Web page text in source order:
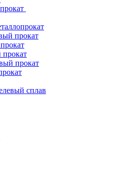
прокат
прокат
сплав